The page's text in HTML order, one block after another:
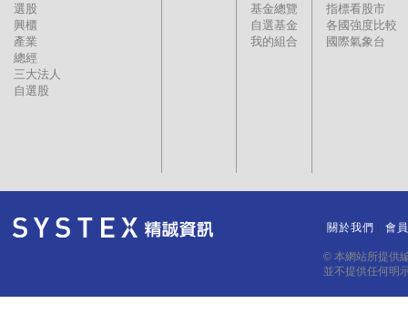
選股
興櫃
產業
總經
三大法人
自選股
基金總覽
自選基金
我的組合
指標看股市
各國強度比較
國際氣象台
關於我們 會
© 本網站所提供
並不提供任何明